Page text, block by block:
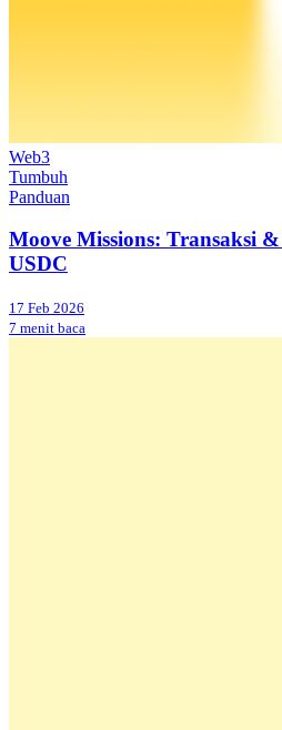
Web3
Tumbuh
Panduan
Moove Missions: Transaksi
USDC
17 Feb 2026
7 menit baca